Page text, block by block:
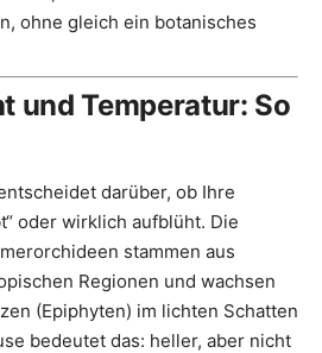
ohne gleich ein botanisches
und Temperatur: So
darüber, ob Ihre
oder wirklich aufblüht. Die
stammen aus
Regionen und wachsen
(Epiphyten) im lichten Schatten
bedeutet das: heller, aber nicht